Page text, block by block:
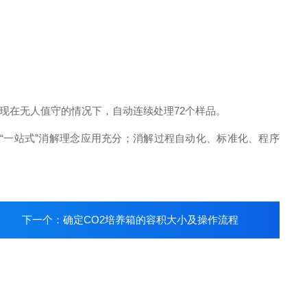
无人值守的情况下，自动连续处理72个样品。
式”消解理念应用充分；消解过程自动化、标准化、程序
下一个： 确定CO2培养箱的容积大小及操作流程